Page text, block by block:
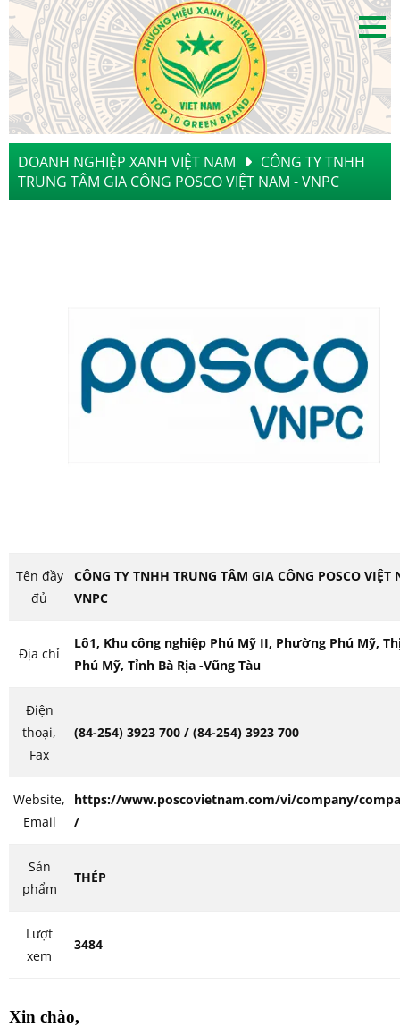
DOANH NGHIỆP XANH VIỆT NAM
CÔNG TY TNHH
TRUNG TÂM GIA CÔNG POSCO VIỆT NAM - VNPC
Tên đầy
đủ
CÔNG TY TNHH TRUNG TÂM GIA CÔNG POSCO VIỆT
VNPC
Địa chỉ
Lô1, Khu công nghiệp Phú Mỹ II, Phường Phú Mỹ,
Phú Mỹ, Tỉnh Bà Rịa -Vũng Tàu
Điện
thoại,
Fax
(84-254) 3923 700 / (84-254) 3923 700
Website,
Email
https://www.poscovietnam.com/vi/company/
/
Sản
phẩm
THÉP
Lượt
xem
3484
Xin chào,